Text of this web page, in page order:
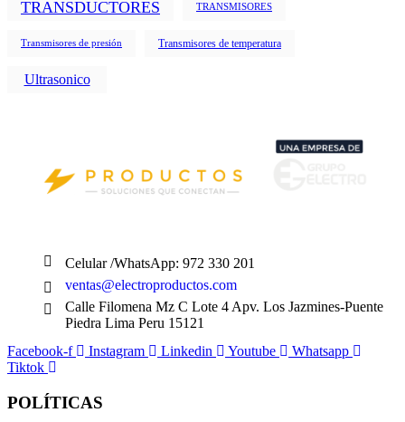
TRANSDUCTORES TRANSMISORES
Transmisores de presión Transmisores de temperatura
Ultrasonico
Celular /WhatsApp: 972 330 201
ventas@electroproductos.com
Calle Filomena Mz C Lote 4 Apv. Los Jazmines-Puente
Piedra Lima Peru 15121
Facebook-f
Instagram Linkedin Youtube
Whatsapp
Tiktok
POLÍTICAS